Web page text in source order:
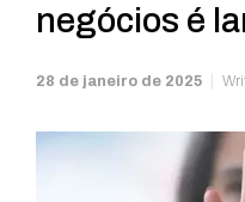
negócios é
28 de janeiro de 2025